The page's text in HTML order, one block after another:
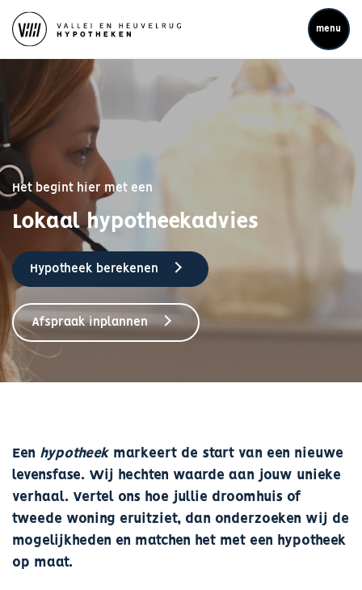
menu
Het begint hier met een
Persoonlijk contact
Hypotheek berekenen
Afspraak inplannen
Een hypotheek markeert de start van een nieuwe
levensfase. Wij hechten waarde aan jouw unieke
verhaal. Vertel ons hoe jullie droomhuis of
tweede woning eruitziet, dan onderzoeken wij de
mogelijkheden en matchen het met een hypotheek
op maat.